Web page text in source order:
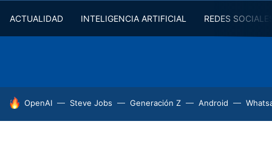
ACTUALIDAD INTELIGENCIA ARTIFICIAL REDES
HOY SE HABLA DE
OpenAI Steve Jobs Generación Z Android